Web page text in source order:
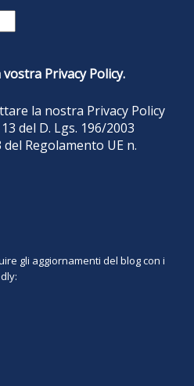
Privacy Policy.
la nostra Privacy Policy
del D. Lgs. 196/2003
del Regolamento UE n.
gli aggiornamenti del blog con i